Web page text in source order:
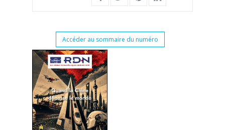
Accéder au sommaire du numéro